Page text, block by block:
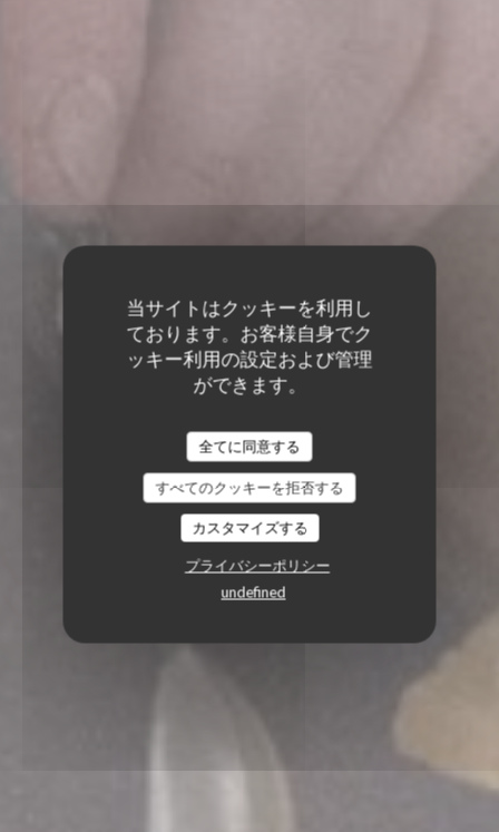
当サイトはクッキーを利用し
ております。お客様自身でク
ッキー利用の設定および管理
ができます。
全てに同意する
すべてのクッキーを拒否する
カスタマイズする
プライバシーポリシー
undefined